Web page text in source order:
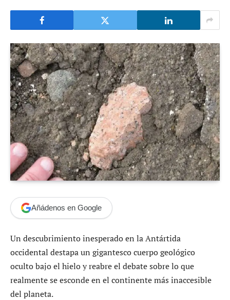
Añádenos en Google
Un descubrimiento inesperado en la Antártida
occidental destapa un gigantesco cuerpo geológico
oculto bajo el hielo y reabre el debate sobre lo que
realmente se esconde en el continente más inaccesible
del planeta.